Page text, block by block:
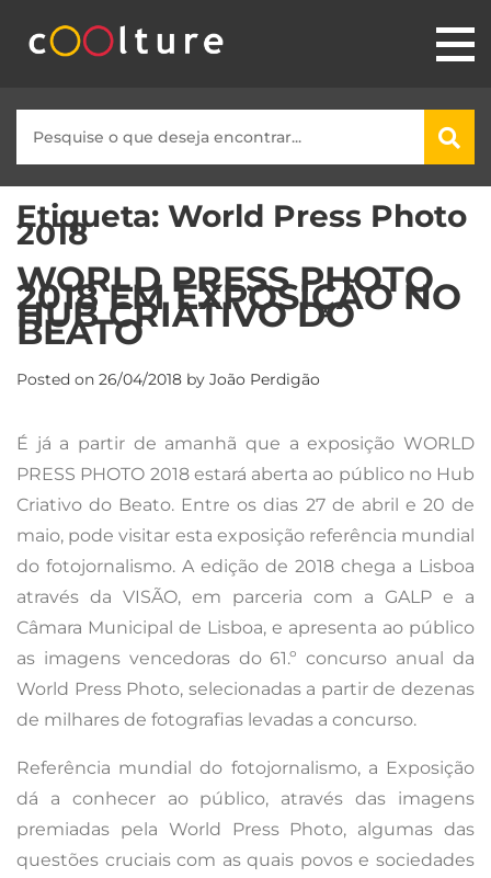
Etiqueta: World Press Photo
2018
WORLD PRESS PHOTO
2018 EM EXPOSIÇÃO NO
HUB CRIATIVO DO
BEATO
Posted on 26/04/2018 by João Perdigão
É já a partir de amanhã que a exposição WORLD
PRESS PHOTO 2018 estará aberta ao público no Hub
Criativo do Beato. Entre os dias 27 de abril e 20 de
maio, pode visitar esta exposição referência mundial
do fotojornalismo. A edição de 2018 chega a Lisboa
através da VISÃO, em parceria com a GALP e a
Câmara Municipal de Lisboa, e apresenta ao público
as imagens vencedoras do 61.º concurso anual da
World Press Photo, selecionadas a partir de dezenas
de milhares de fotografias levadas a concurso.
Referência mundial do fotojornalismo, a Exposição
dá a conhecer ao público, através das imagens
premiadas pela World Press Photo, algumas das
questões cruciais com as quais povos e sociedades